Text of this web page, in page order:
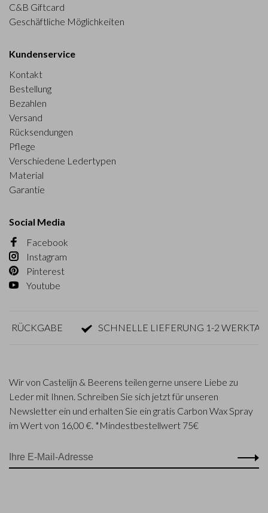
C&B Giftcard
Geschäftliche Möglichkeiten
Kundenservice
Kontakt
Bestellung
Bezahlen
Versand
Rücksendungen
Pflege
Verschiedene Ledertypen
Material
Garantie
Social Media
Facebook
Instagram
Pinterest
Youtube
SCHNELLE LIEFERUNG 1-2 WERKTAGE
Wir von Castelijn & Beerens teilen gerne unsere Liebe zu
Leder mit Ihnen. Schreiben Sie sich jetzt für unseren
Newsletter ein und erhalten Sie ein gratis Carbon Wax Spray
im Wert von 16,00 €. *Mindestbestellwert 75€